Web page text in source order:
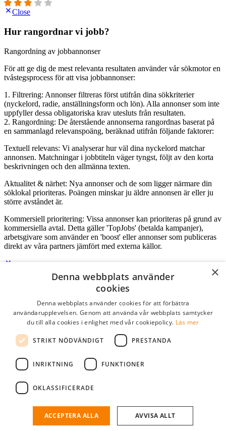
Close
Hur rangordnar vi jobb?
Rangordning av jobbannonser
För att ge dig de mest relevanta resultaten använder vår sökmotor en
tvåstegsprocess för att visa jobbannonser:
1. Filtrering: Annonser filtreras först utifrån dina sökkriterier
(nyckelord, radie, anställningsform och lön). Alla annonser som inte
uppfyller dessa obligatoriska krav utesluts från resultaten.
2. Rangordning: De återstående annonserna rangordnas baserat på
en sammanlagd relevanspoäng, beräknad utifrån följande faktorer:
Textuell relevans: Vi analyserar hur väl dina nyckelord matchar
annonsen. Matchningar i jobbtiteln väger tyngst, följt av den korta
beskrivningen och den allmänna texten.
Aktualitet & närhet: Nya annonser och de som ligger närmare din
söklokal prioriteras. Poängen minskar ju äldre annonsen är eller ju
större avståndet är.
Kommersiell prioritering: Vissa annonser kan prioriteras på grund av
kommersiella avtal. Detta gäller 'TopJobs' (betalda kampanjer),
arbetsgivare som använder en 'boost' eller annonser som publiceras
direkt av våra partners jämfört med externa källor.
Logga in som företag
Lösenord
kom ihåg mig
logga in
Kostnadsfri företagsprofil
och söka efter passande kandidater till ditt företag.
×
Denna webbplats använder
cookies
Denna webbplats använder cookies för att förbättra
användarupplevelsen. Genom att använda vår webbplats samtycker
du till alla cookies i enlighet med vår cookiepolicy. Läs mer
STRIKT NÖDVÄNDIGT PRESTANDA
INRIKTNING FUNKTIONER
OKLASSIFICERADE
ACCEPTERA ALLA AVVISA ALLT